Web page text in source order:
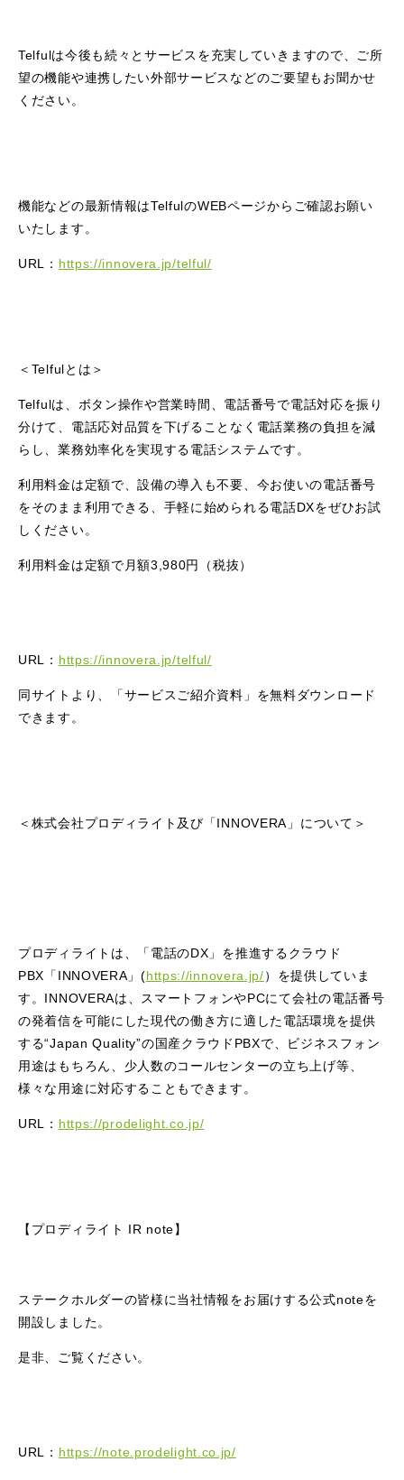
Telfulは今後も続々とサービスを充実していきますので、ご所
望の機能や連携したい外部サービスなどのご要望もお聞かせ
ください。
機能などの最新情報はTelfulのWEBページからご確認お願い
いたします。
URL： https://innovera.jp/telful/
＜Telfulとは＞
Telfulは、ボタン操作や営業時間、電話番号で電話対応を振り
分けて、電話応対品質を下げることなく電話業務の負担を減
らし、業務効率化を実現する電話システムです。
利用料金は定額で、設備の導入も不要、今お使いの電話番号
をそのまま利用できる、手軽に始められる電話DXをぜひお試
しください。
利用料金は定額で月額3,980円（税抜）
URL： https://innovera.jp/telful/
同サイトより、「サービスご紹介資料」を無料ダウンロード
できます。
＜株式会社プロディライト及び「INNOVERA」について＞
プロディライトは、「電話のDX」を推進するクラウド
PBX「INNOVERA」(https://innovera.jp/）を提供していま
す。INNOVERAは、スマートフォンやPCにて会社の電話番号
の発着信を可能にした現代の働き方に適した電話環境を提供
する“Japan Quality”の国産クラウドPBXで、ビジネスフォン
用途はもちろん、少人数のコールセンターの立ち上げ等、
様々な用途に対応することもできます。
URL： https://prodelight.co.jp/
【プロディライト IR note】
ステークホルダーの皆様に当社情報をお届けする公式noteを
開設しました。
是非、ご覧ください。
URL： https://note.prodelight.co.jp/